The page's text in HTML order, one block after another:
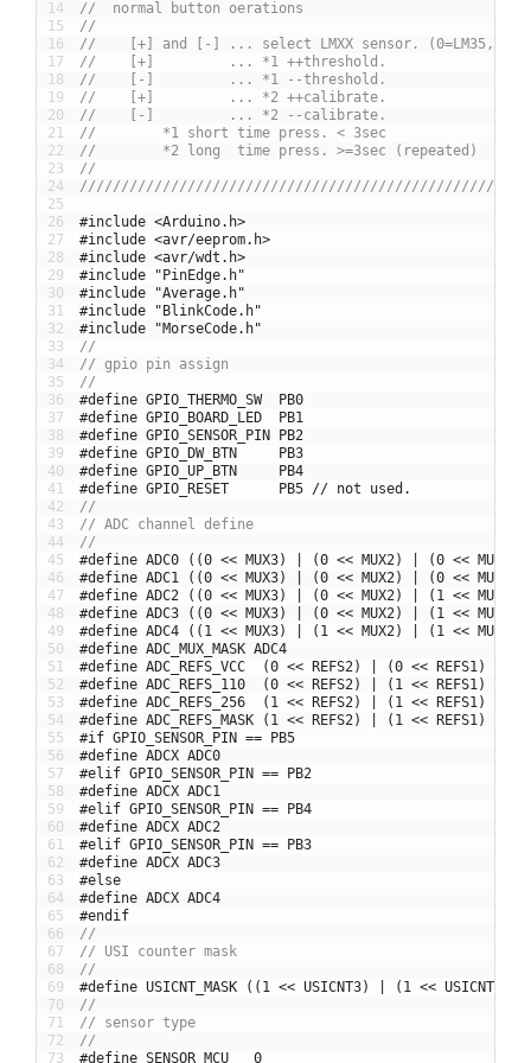
14
15
16
17
18
19
20
21
22
23
24
25
26
27
28
29
30
31
32
33
34
35
36
37
38
39
40
41
42
43
44
45
46
47
48
49
50
51
52
53
54
55
56
57
58
59
60
61
62
63
64
65
66
67
68
69
70
71
72
73
//  normal button oerations
//
//    [+] and [-] ... select LMXX sensor. (0=LM35,
//    [+]         ... *1 ++threshold.
//    [-]         ... *1 --threshold.
//    [+]         ... *2 ++calibrate.
//    [-]         ... *2 --calibrate.
//        *1 short time press. < 3sec
//        *2 long  time press. >=3sec (repeated)
//
#include <Arduino.h>
#include <avr/eeprom.h>
#include <avr/wdt.h>
#include "PinEdge.h"
#include "Average.h"
#include "BlinkCode.h"
#include "MorseCode.h"
//
// gpio pin assign
//
#define GPIO_THERMO_SW  PB0
#define GPIO_BOARD_LED  PB1
#define GPIO_SENSOR_PIN PB2
#define GPIO_DW_BTN     PB3
#define GPIO_UP_BTN     PB4
#define GPIO_RESET      PB5 // not used.
//
// ADC channel define
//
#define ADC0 ((0 << MUX3) | (0 << MUX2) | (0 <<
#define ADC1 ((0 << MUX3) | (0 << MUX2) | (0 <<
#define ADC2 ((0 << MUX3) | (0 << MUX2) | (1 <<
#define ADC3 ((0 << MUX3) | (0 << MUX2) | (1 <<
#define ADC4 ((1 << MUX3) | (1 << MUX2) | (1 <<
#define ADC_MUX_MASK ADC4
#define ADC_REFS_VCC  (0 << REFS2) | (0 << REFS1) | (0
#define ADC_REFS_110  (0 << REFS2) | (1 << REFS1) | (0
#define ADC_REFS_256  (1 << REFS2) | (1 << REFS1) | (0
#define ADC_REFS_MASK (1 << REFS2) | (1 << REFS1) | (1
#if GPIO_SENSOR_PIN == PB5
#define ADCX ADC0
#elif GPIO_SENSOR_PIN == PB2
#define ADCX ADC1
#elif GPIO_SENSOR_PIN == PB4
#define ADCX ADC2
#elif GPIO_SENSOR_PIN == PB3
#define ADCX ADC3
#else
#define ADCX ADC4
#endif
//
// USI counter mask
//
#define USICNT_MASK ((1 << USICNT3) | (1 <<
//
// sensor type
//
#define SENSOR_MCU   0